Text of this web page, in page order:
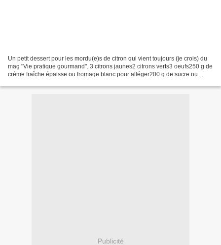
Un petit dessert pour les mordu(e)s de citron qui vient toujours (je crois) du
mag "Vie pratique gourmand". 3 citrons jaunes2 citrons verts3 oeufs250 g de
crème fraîche épaisse ou fromage blanc pour alléger200 g de sucre ou
Publicité